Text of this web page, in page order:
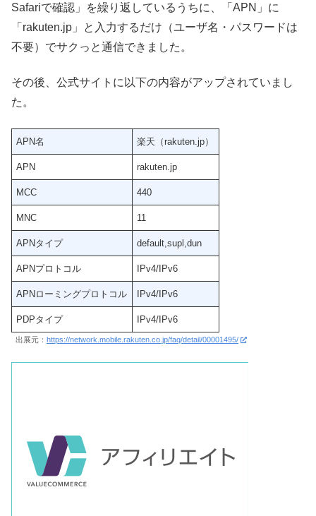
Safariで確認」を繰り返しているうちに、「APN」に
「rakuten.jp」と入力するだけ（ユーザ名・パスワードは
不要）でサクっと通信できました。
その後、公式サイトに以下の内容がアップされていまし
た。
APN名 楽天（rakuten.jp）
APN rakuten.jp
MCC 440
MNC 11
APNタイプ default,supl,dun
APNプロトコル IPv4/IPv6
APNローミングプロトコル IPv4/IPv6
PDPタイプ IPv4/IPv6
出展元： https://network.mobile.rakuten.co.jp/faq/detail/00001495/